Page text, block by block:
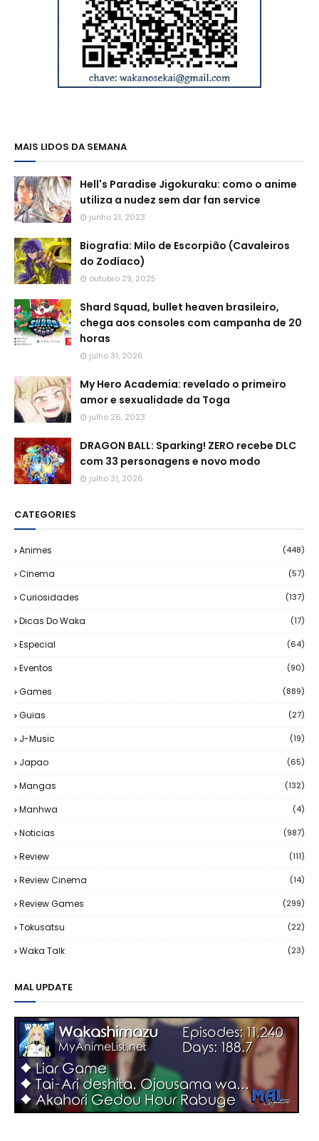
MAIS LIDOS DA SEMANA
Hell's Paradise Jigokuraku: como o anime
utiliza a nudez sem dar fan service
junho 21, 2023
Biografia: Milo de Escorpião (Cavaleiros
do Zodíaco)
outubro 29, 2025
Shard Squad, bullet heaven brasileiro,
chega aos consoles com campanha de 20
horas
julho 31, 2026
My Hero Academia: revelado o primeiro
amor e sexualidade da Toga
julho 26, 2023
DRAGON BALL: Sparking! ZERO recebe DLC
com 33 personagens e novo modo
julho 31, 2026
CATEGORIES
Animes (448)
Cinema (57)
Curiosidades (137)
Dicas Do Waka (17)
Especial (64)
Eventos (90)
Games (889)
Guias (27)
J-Music (19)
Japao (65)
Mangas (132)
Manhwa (4)
Noticias (987)
Review (111)
Review Cinema (14)
Review Games (299)
Tokusatsu (22)
Waka Talk (23)
MAL UPDATE